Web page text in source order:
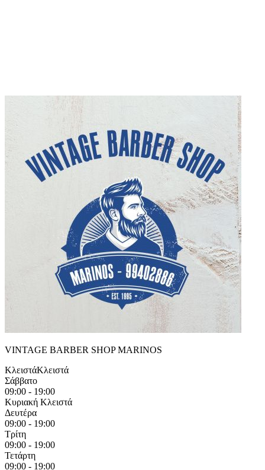
VINTAGE BARBER SHOP MARINOS
ΚλειστάΚλειστά
Σάββατο
09:00 - 19:00
Κυριακή Κλειστά
Δευτέρα
09:00 - 19:00
Τρίτη
09:00 - 19:00
Τετάρτη
09:00 - 19:00